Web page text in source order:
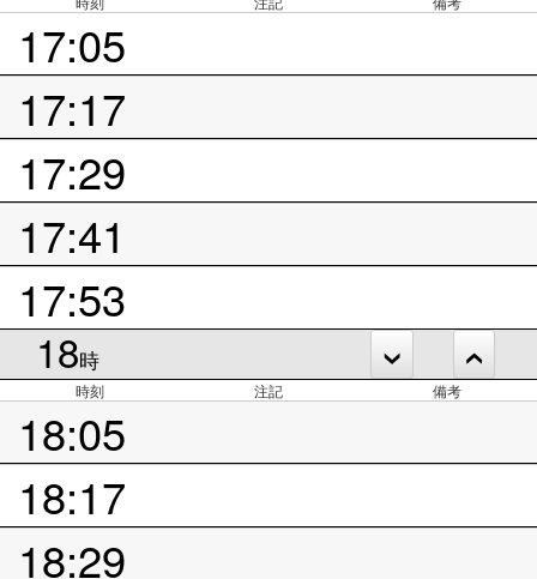
17:05
17:17
17:29
17:41
17:53
18時
時刻 注記 備考
18:05
18:17
18:29